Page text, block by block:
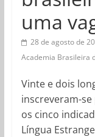
uma
28 de agosto de
Academia Brasileira
Vinte e dois
inscreveram-
os cinco
Língua